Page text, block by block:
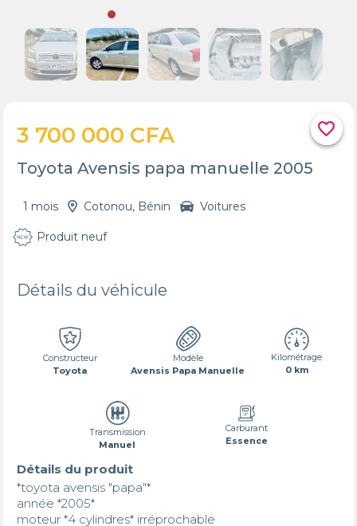
favorite_border
3 700 000 CFA
Toyota Avensis papa manuelle 2005
1 mois Cotonou, Bénin Voitures
Produit neuf
Détails du véhicule
Constructeur
Toyota
Modèle
Avensis Papa Manuelle
Kilométrage
0 km
Transmission
Manuel
Carburant
Essence
Détails du produit
*toyota avensis "papa"*
année *2005*
moteur *4 cylindres* irréprochable